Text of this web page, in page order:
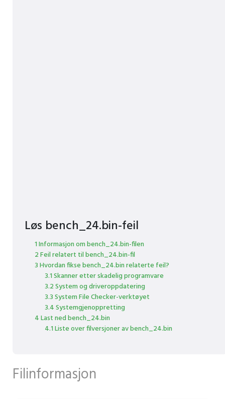
Løs bench_24.bin-feil
1 Informasjon om bench_24.bin-filen
2 Feil relatert til bench_24.bin-fil
3 Hvordan fikse bench_24.bin relaterte feil?
3.1 Skanner etter skadelig programvare
3.2 System og driveroppdatering
3.3 System File Checker-verktøyet
3.4 Systemgjenoppretting
4 Last ned bench_24.bin
4.1 Liste over filversjoner av bench_24.bin
Filinformasjon